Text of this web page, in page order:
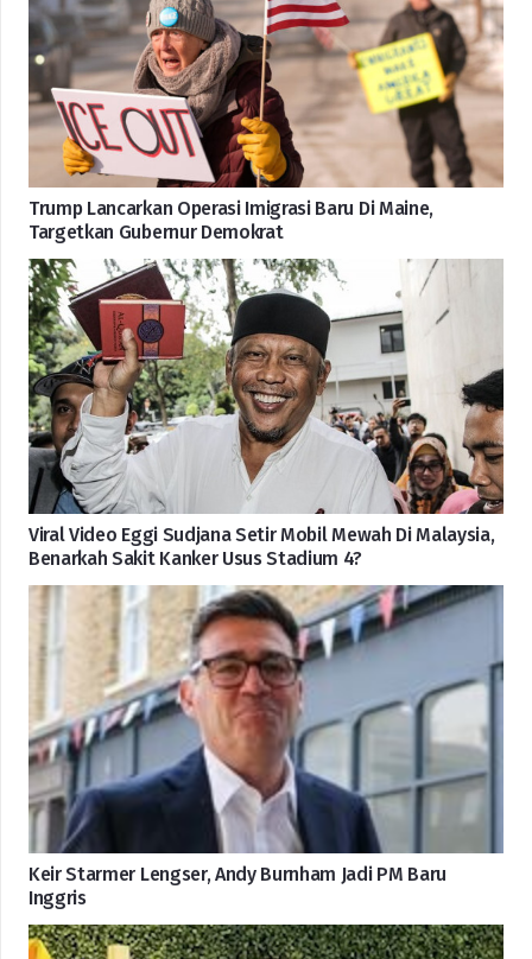
Trump Lancarkan Operasi Imigrasi Baru Di Maine,
Targetkan Gubernur Demokrat
Viral Video Eggi Sudjana Setir Mobil Mewah Di Malaysia,
Benarkah Sakit Kanker Usus Stadium 4?
Keir Starmer Lengser, Andy Burnham Jadi PM Baru
Inggris